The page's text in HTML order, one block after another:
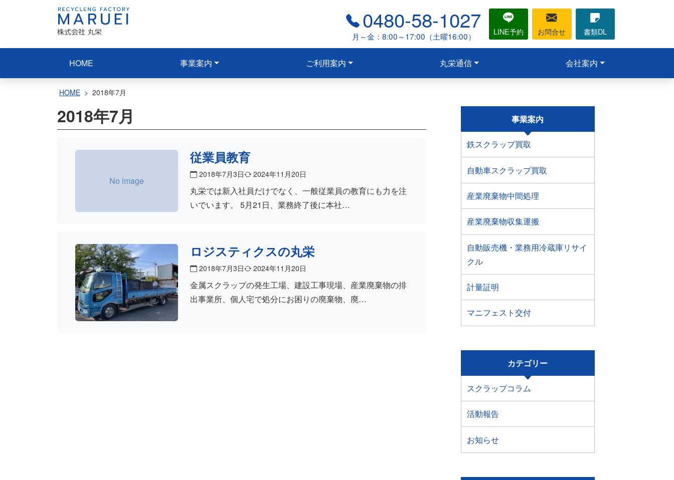
ン
へ
HOME 事業案内 ご利用案内 丸栄通信 会社案内
0480-58-1027
月～金：8:00～17:00（土曜16:00） LINE予約 お問合せ 書類DL
HOME 2018年7月
2018年7月
従業員教育
2018年7月3日 2024年11月20日
丸栄では新入社員だけでなく、一般従業員の教育にも力を注
いでいます。 5月21日、業務終了後に本社…
ロジスティクスの丸栄
2018年7月3日 2024年11月20日
金属スクラップの発生工場、建設工事現場、産業廃棄物の排
出事業所、個人宅で処分にお困りの廃棄物、廃…
事業案内
鉄スクラップ買取
自動車スクラップ買取
産業廃棄物中間処理
産業廃棄物収集運搬
自動販売機・業務用冷蔵庫リサイ
クル
計量証明
マニフェスト交付
カテゴリー
スクラップコラム
活動報告
お知らせ